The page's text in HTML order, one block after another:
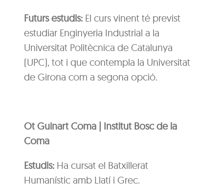
Futurs estudis: El curs vinent té previst
estudiar Enginyeria Industrial a la
Universitat Politècnica de Catalunya
(UPC), tot i que contempla la Universitat
de Girona com a segona opció.
Ot Guinart Coma | Institut Bosc de la
Coma
Estudis: Ha cursat el Batxillerat
Humanístic amb Llatí i Grec.